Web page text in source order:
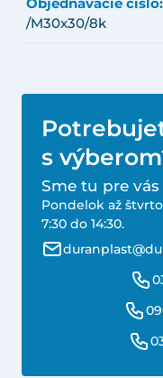
Objednávacie číslo:
/M30x30/8k
s
Sme tu pre vás
Pondelok až
7:30 do 14:30.